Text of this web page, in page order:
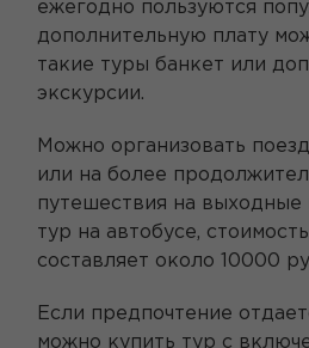
ежегодно пользуются
дополнительную плату
такие туры банкет или
экскурсии.
Можно организовать
или на более
путешествия на
тур на автобусе,
составляет около 10000
Если предпочтение
можно купить тур с